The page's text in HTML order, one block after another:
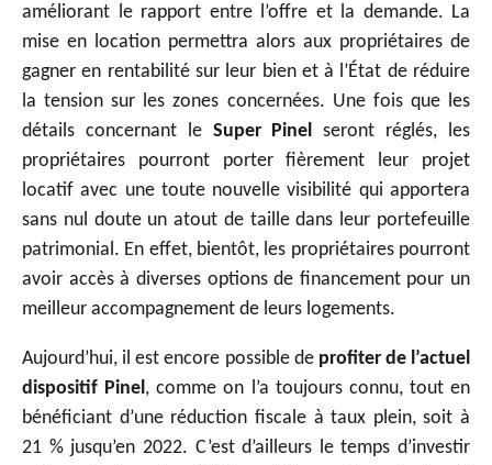
améliorant le rapport entre l’offre et la demande. La
mise en location permettra alors aux propriétaires de
gagner en rentabilité sur leur bien et à l’État de réduire
la tension sur les zones concernées. Une fois que les
détails concernant le Super Pinel
seront réglés, les
propriétaires pourront porter fièrement leur projet
locatif avec une toute nouvelle visibilité qui apportera
sans nul doute un atout de taille dans leur portefeuille
patrimonial. En effet, bientôt, les propriétaires pourront
avoir accès à diverses options de financement pour un
meilleur accompagnement de leurs logements.
Aujourd’hui, il est encore possible de profiter de l’actuel
dispositif Pinel , comme on l’a toujours connu, tout en
bénéficiant d’une réduction fiscale à taux plein, soit à
21 % jusqu’en 2022. C’est d’ailleurs le temps d’investir